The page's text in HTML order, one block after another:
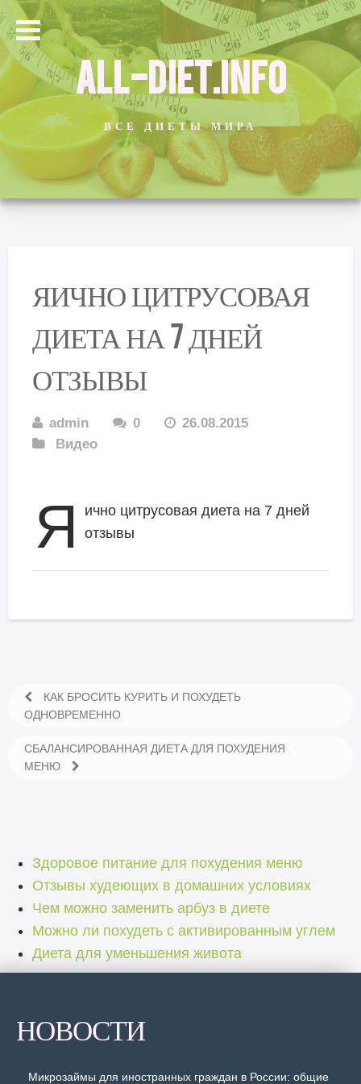
ALL-DIET.INFO
ВСЕ ДИЕТЫ МИРА
ЯИЧНО ЦИТРУСОВАЯ
ДИЕТА НА 7 ДНЕЙ
ОТЗЫВЫ
admin 0
26.08.2015
Видео
Я
ично цитрусовая диета на 7 дней
отзывы
КАК БРОСИТЬ КУРИТЬ И ПОХУДЕТЬ
ОДНОВРЕМЕННО
СБАЛАНСИРОВАННАЯ ДИЕТА ДЛЯ ПОХУДЕНИЯ
МЕНЮ
Здоровое питание для похудения меню
Отзывы худеющих в домашних условиях
Чем можно заменить арбуз в диете
Можно ли похудеть с активированным углем
Диета для уменьшения живота
НОВОСТИ
Микрозаймы для иностранных граждан в России: общие